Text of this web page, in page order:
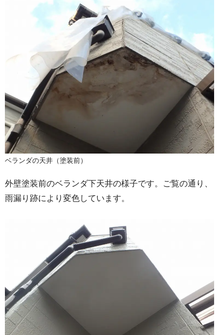
ベランダの天井（塗装前）
外壁塗装前のベランダ下天井の様子です。ご覧の通り、
雨漏り跡により変色しています。